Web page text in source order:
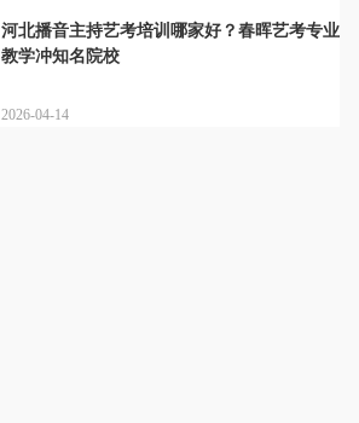
河北播音主持艺考培训哪家好？春晖艺考专业
教学冲知名院校
2026-04-14